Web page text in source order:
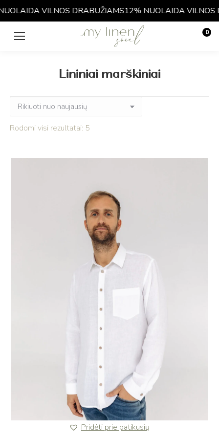
VILNOS DRABUŽIAMS12% NUOLAIDA VILNOS
0
Lininiai marškiniai
Rodomi visi rezultatai: 5
Pridėti prie patikusių